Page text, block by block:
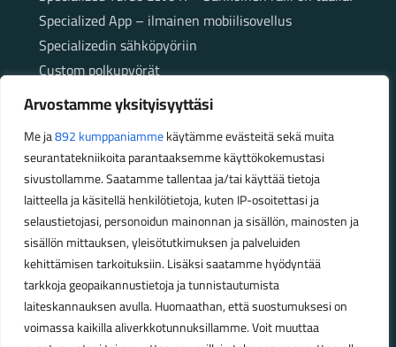
Arvostamme yksityisyyttäsi
Me ja892 kumppaniammekäytämme evästeitä sekä muita
seurantatekniikoita parantaaksemme käyttökokemustasi
sivustollamme. Saatamme tallentaa ja/tai käyttää tietoja
laitteella ja käsitellä henkilötietoja, kuten IP-osoitettasi ja
selaustietojasi, personoidun mainonnan ja sisällön, mainosten ja
sisällön mittauksen, yleisötutkimuksen ja palveluiden
kehittämisen tarkoituksiin. Lisäksi saatamme hyödyntää
tarkkoja geopaikannustietoja ja tunnistautumista
laiteskannauksen avulla. Huomaathan, että suostumuksesi on
voimassa kaikilla aliverkkotunnuksillamme. Voit muuttaa
Specialized App – ilmainen mobiilisovellus
Specializedin sähköpyöriin
Custom polkupyörät
Fatbikellä helppoa ja huoletonta etenemistä
maastossa
Aukioloajat
Talvikauden aukioloajat (1.10.2025 – 28.2.2026)
Ma-Pe 10-18
La 10-14
Kesäkauden aukioloajat (1.3.2026 – 30.9.2026)
Ma-Pe 10-18
La 9-15